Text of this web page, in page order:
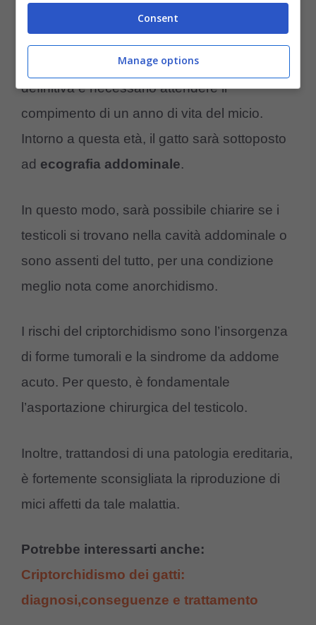
Tuttavia, per formulare una diagnosi
definitiva è necessario attendere il
compimento di un anno di vita del micio.
Intorno a questa età, il gatto sarà sottoposto
ad ecografia addominale.
In questo modo, sarà possibile chiarire se i
testicoli si trovano nella cavità addominale o
sono assenti del tutto, per una condizione
meglio nota come anorchidismo.
I rischi del criptorchidismo sono l’insorgenza
di forme tumorali e la sindrome da addome
acuto. Per questo, è fondamentale
l’asportazione chirurgica del testicolo.
Inoltre, trattandosi di una patologia ereditaria,
è fortemente sconsigliata la riproduzione di
mici affetti da tale malattia.
Potrebbe interessarti anche:
Criptorchidismo dei gatti:
diagnosi,conseguenze e trattamento
Consent
Manage options